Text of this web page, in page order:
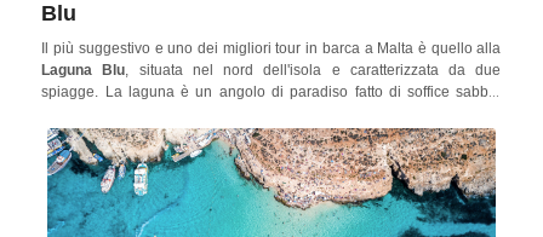
Blu
Il più suggestivo e uno dei migliori tour in barca a Malta è quello alla
Laguna Blu, situata nel nord dell'isola e caratterizzata da due
spiagge. La laguna è un angolo di paradiso fatto di soffice sabbia
immersioni.